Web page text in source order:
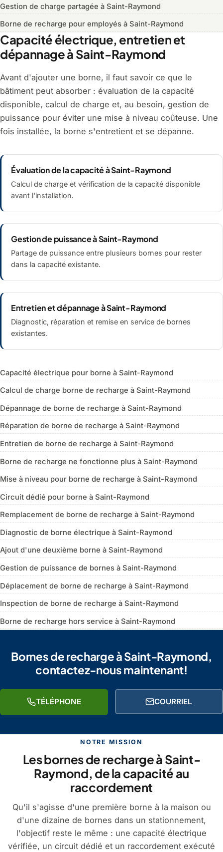
Gestion de charge partagée à Saint-Raymond
Borne de recharge pour employés à Saint-Raymond
Capacité électrique, entretien et
dépannage à Saint-Raymond
Avant d'ajouter une borne, il faut savoir ce que le
bâtiment peut absorber : évaluation de la capacité
disponible, calcul de charge et, au besoin, gestion de
puissance pour éviter une mise à niveau coûteuse. Une
fois installée, la borne s'entretient et se dépanne.
Évaluation de la capacité à Saint-Raymond
Calcul de charge et vérification de la capacité disponible
avant l'installation.
Gestion de puissance à Saint-Raymond
Partage de puissance entre plusieurs bornes pour rester
dans la capacité existante.
Entretien et dépannage à Saint-Raymond
Diagnostic, réparation et remise en service de bornes
existantes.
Capacité électrique pour borne à Saint-Raymond
Calcul de charge borne de recharge à Saint-Raymond
Dépannage de borne de recharge à Saint-Raymond
Réparation de borne de recharge à Saint-Raymond
Entretien de borne de recharge à Saint-Raymond
Borne de recharge ne fonctionne plus à Saint-Raymond
Mise à niveau pour borne de recharge à Saint-Raymond
Circuit dédié pour borne à Saint-Raymond
Remplacement de borne de recharge à Saint-Raymond
Diagnostic de borne électrique à Saint-Raymond
Ajout d'une deuxième borne à Saint-Raymond
Gestion de puissance de bornes à Saint-Raymond
Déplacement de borne de recharge à Saint-Raymond
Inspection de borne de recharge à Saint-Raymond
Borne de recharge hors service à Saint-Raymond
Bornes de recharge à Saint-Raymond,
contactez-nous maintenant!
TÉLÉPHONE COURRIEL
NOTRE MISSION
Les bornes de recharge à Saint-
Raymond, de la capacité au
raccordement
Qu'il s'agisse d'une première borne à la maison ou
d'une dizaine de bornes dans un stationnement,
l'objectif reste le même : une capacité électrique
vérifiée, un circuit dédié et un raccordement exécuté